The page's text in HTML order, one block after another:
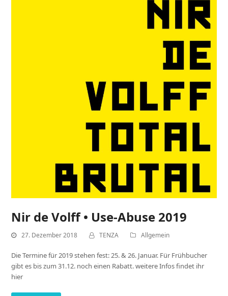
Nir de Volff • Use-Abuse 2019
27. Dezember 2018 TENZA Allgemein
Die Termine für 2019 stehen fest: 25. & 26. Januar. Für Frühbucher
gibt es bis zum 31.12. noch einen Rabatt. weitere Infos findet ihr
hier